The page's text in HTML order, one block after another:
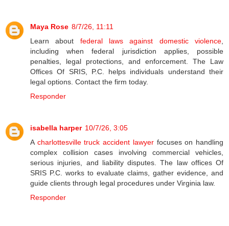
Maya Rose 8/7/26, 11:11
Learn about federal laws against domestic violence,
including when federal jurisdiction applies, possible
penalties, legal protections, and enforcement. The Law
Offices Of SRIS, P.C. helps individuals understand their
legal options. Contact the firm today.
Responder
isabella harper 10/7/26, 3:05
A charlottesville truck accident lawyerfocuses on handling
complex collision cases involving commercial vehicles,
serious injuries, and liability disputes. The law offices Of
SRIS P.C. works to evaluate claims, gather evidence, and
guide clients through legal procedures under Virginia law.
Responder